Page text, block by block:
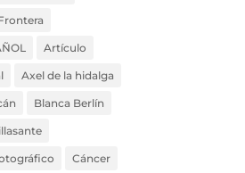
Artículo
Axel de la hidalga
Blanca Berlín
Cáncer